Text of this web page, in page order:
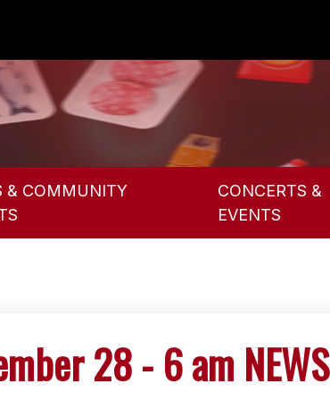
& COMMUNITY
CONCERTS &
EVENTS
28 - 6 am NEWS